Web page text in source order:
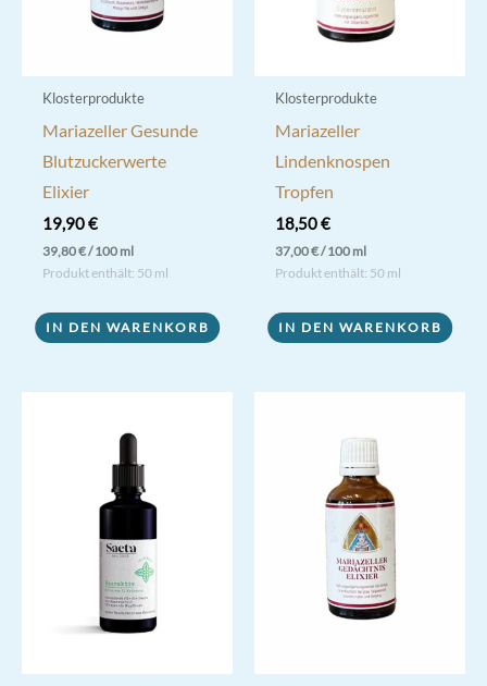
Klosterprodukte
Mariazeller Gesunde
Blutzuckerwerte
Elixier
19,90€
39,80€/100 ml
Produkt enthält: 50 ml
IN DEN WARENKORB
Klosterprodukte
Mariazeller
Lindenknospen
Tropfen
18,50€
37,00€/100 ml
Produkt enthält: 50 ml
IN DEN WARENKORB